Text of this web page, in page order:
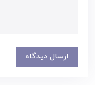
ارسال دیدگاه